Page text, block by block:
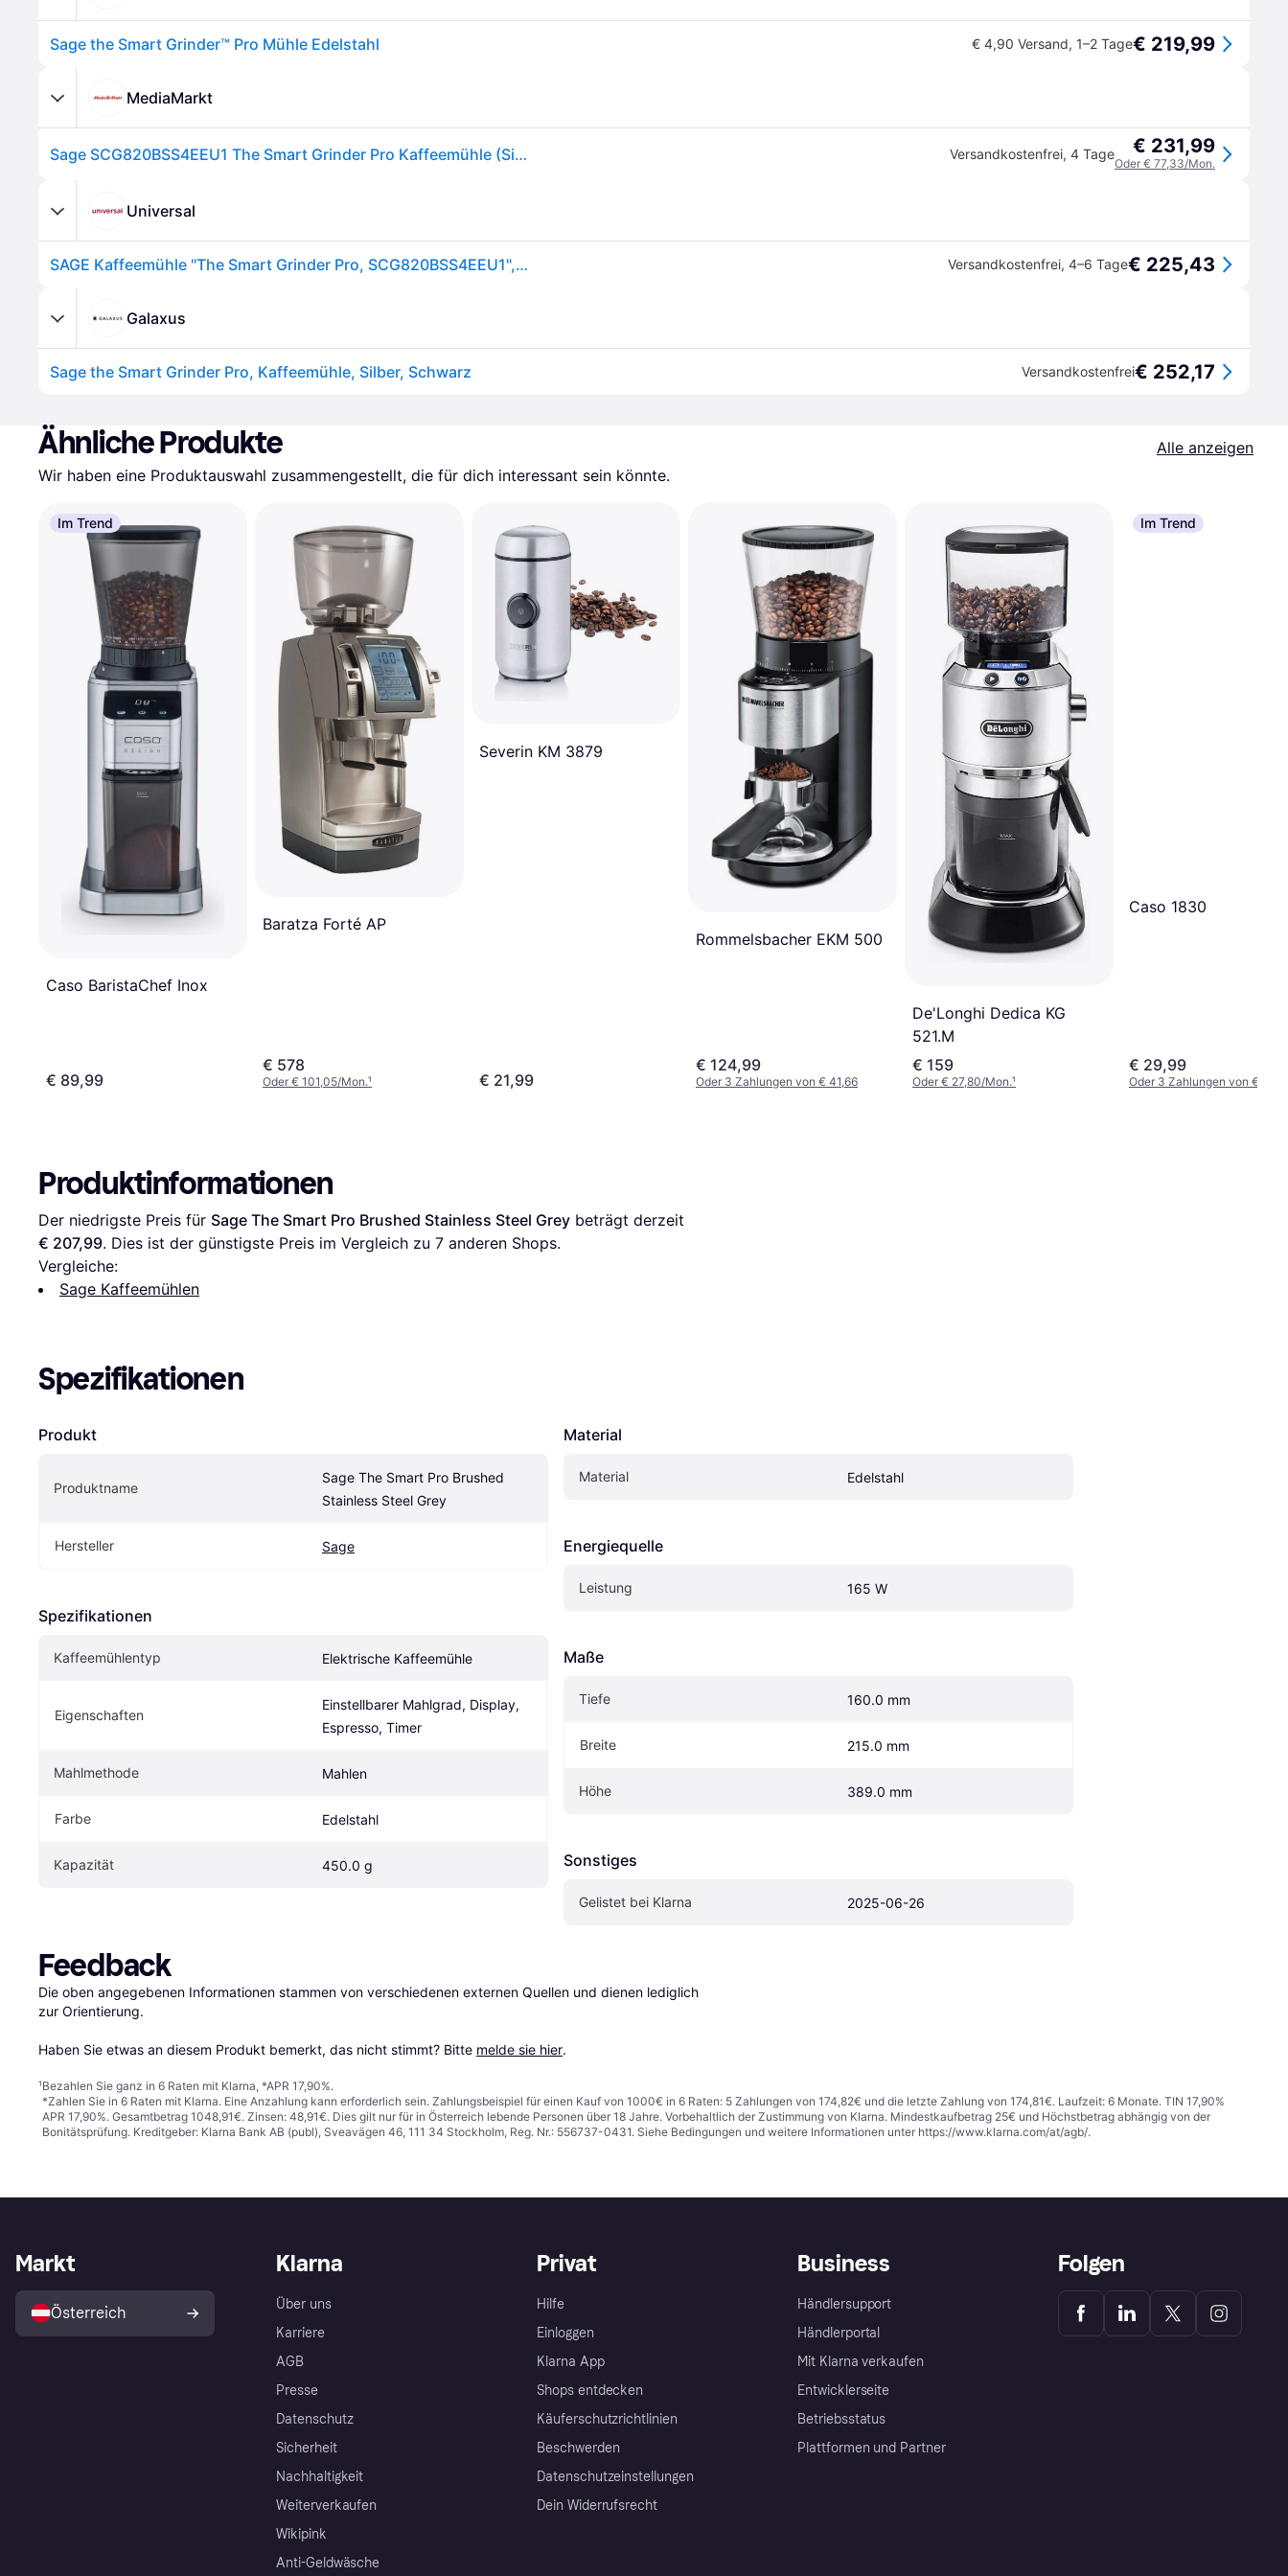
Sage the Smart Grinder™ Pro Mühle Edelstahl € 4,90 Versand, 1–2 Tage€ 219,99
MediaMarkt
Sage SCG820BSS4EEU1 The Smart Grinder Pro Kaffeemühle (Silber, 165 Watt, Konisches Mahlwerk) Versandkostenfrei, 4 Tage € 231,99
Oder € 77,33/Mon.
Universal
SAGE Kaffeemühle "The Smart Grinder Pro, SCG820BSS4EEU1", silber (edelstahlfarben, anthrazit, grau), B:22cm H:38cm T:15cm, Kaffeemühlen, Edelstahl Kegelmahlwerk, Kaffeemühle Versandkostenfrei, 4–6 Tage€ 225,43
Galaxus
Sage the Smart Grinder Pro, Kaffeemühle, Silber, Schwarz Versandkostenfrei€ 252,17
Ähnliche Produkte
Alle anzeigen
Wir haben eine Produktauswahl zusammengestellt, die für dich interessant sein könnte.
Im Trend
Caso BaristaChef Inox
€ 89,99
Baratza Forté AP
€ 578
Oder € 101,05/Mon.¹
Severin KM 3879
€ 21,99
Rommelsbacher EKM 500
€ 124,99
Oder 3 Zahlungen von € 41,66
De'Longhi Dedica KG
521.M
€ 159
Oder € 27,80/Mon.¹
Im Trend
Caso ‎1830
€ 29,99
Oder 3 Zahlungen von € 9,99
Produktinformationen
Der niedrigste Preis für Sage The Smart Pro Brushed Stainless Steel Grey
€ 207,99. Dies ist der günstigste Preis im Vergleich zu 7 anderen Shops.
Vergleiche:
Sage Kaffeemühlen
Spezifikationen
Produkt
Produktname
Sage The Smart Pro Brushed
Stainless Steel Grey
Hersteller Sage
Spezifikationen
Kaffeemühlentyp Elektrische Kaffeemühle
Eigenschaften
Einstellbarer Mahlgrad, Display,
Espresso, Timer
Mahlmethode Mahlen
Farbe Edelstahl
Kapazität 450.0 g
Material
Material Edelstahl
Energiequelle
Leistung 165 W
Maße
Tiefe 160.0 mm
Breite 215.0 mm
Höhe 389.0 mm
Sonstiges
Gelistet bei Klarna 2025-06-26
Feedback
Die oben angegebenen Informationen stammen von verschiedenen externen Quellen und dienen lediglich
zur Orientierung.
Haben Sie etwas an diesem Produkt bemerkt, das nicht stimmt? Bitte melde sie hier.
¹Bezahlen Sie ganz in 6 Raten mit Klarna, *APR 17,90%.
*Zahlen Sie in 6 Raten mit Klarna. Eine Anzahlung kann erforderlich sein. Zahlungsbeispiel für einen Kauf von 1000€ in 6 Raten: 5 Zahlungen von 174,82€ und die letzte Zahlung von 174,81€. Laufzeit: 6 Monate. TIN 17,90%
APR 17,90%. Gesamtbetrag 1048,91€. Zinsen: 48,91€. Dies gilt nur für in Österreich lebende Personen über 18 Jahre. Vorbehaltlich der Zustimmung von Klarna. Mindestkaufbetrag 25€ und Höchstbetrag abhängig von der
Bonitätsprüfung. Kreditgeber: Klarna Bank AB (publ), Sveavägen 46, 111 34 Stockholm, Reg. Nr.: 556737-0431. Siehe Bedingungen und weitere Informationen unter https://www.klarna.com/at/agb/.
Klarna
Über uns
Karriere
AGB
Presse
Datenschutz
Sicherheit
Nachhaltigkeit
Weiterverkaufen
Wikipink
Anti-Geldwäsche
Privat
Hilfe
Einloggen
Klarna App
Shops entdecken
Käuferschutzrichtlinien
Beschwerden
Datenschutzeinstellungen
Dein Widerrufsrecht
Business
Händlersupport
Händlerportal
Mit Klarna verkaufen
Entwicklerseite
Betriebsstatus
Plattformen und Partner
Markt
Österreich
Folgen